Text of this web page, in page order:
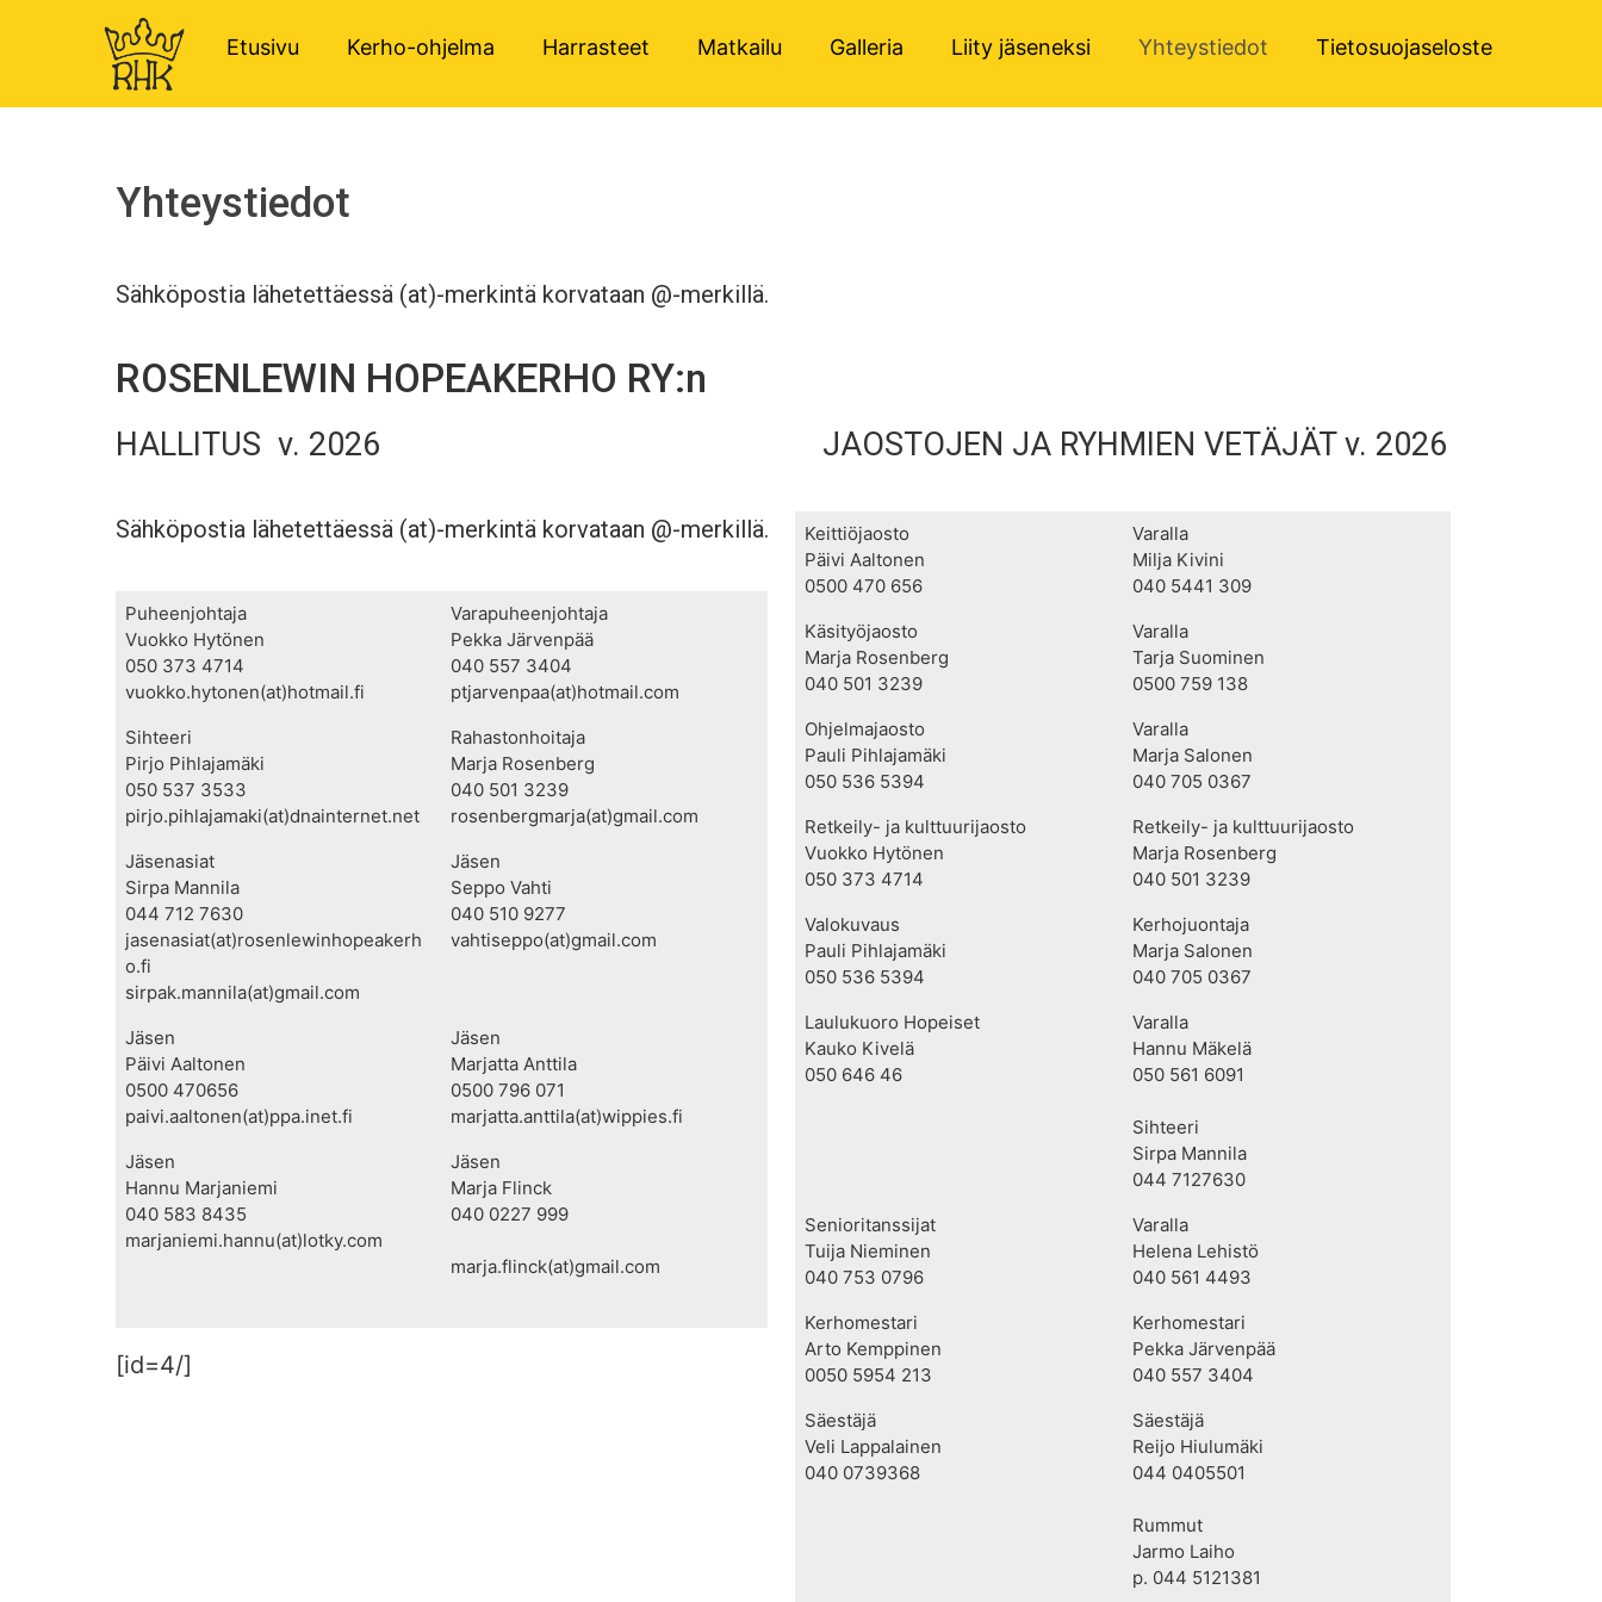
Etusivu Kerho-ohjelma Harrasteet Matkailu Galleria Liity jäseneksi Yhteystiedot Tietosuojaseloste
Yhteystiedot
Sähköpostia lähetettäessä (at)-merkintä korvataan @-merkillä.
ROSENLEWIN HOPEAKERHO RY:n
HALLITUS v. 2026 JAOSTOJEN JA RYHMIEN VETÄJÄT v. 2026
Sähköpostia lähetettäessä (at)-merkintä korvataan @-merkillä.
Puheenjohtaja
Vuokko Hytönen
050 373 4714
vuokko.hytonen(at)hotmail.fi
Varapuheenjohtaja
Pekka Järvenpää
040 557 3404
ptjarvenpaa(at)hotmail.com
Sihteeri
Pirjo Pihlajamäki
050 537 3533
pirjo.pihlajamaki(at)dnainternet.net
Rahastonhoitaja
Marja Rosenberg
040 501 3239
rosenbergmarja(at)gmail.com
Jäsenasiat
Sirpa Mannila
044 712 7630
jasenasiat(at)rosenlewinhopeakerh
o.fi
sirpak.mannila(at)gmail.com
Jäsen
Seppo Vahti
040 510 9277
vahtiseppo(at)gmail.com
Jäsen
Päivi Aaltonen
0500 470656
paivi.aaltonen(at)ppa.inet.fi
Jäsen
Marjatta Anttila
0500 796 071
marjatta.anttila(at)wippies.fi
Jäsen
Hannu Marjaniemi
040 583 8435
marjaniemi.hannu(at)lotky.com
Jäsen
Marja Flinck
040 0227 999
marja.flinck(at)gmail.com
[id=4/]
Keittiöjaosto
Päivi Aaltonen
0500 470 656
Varalla
Milja Kivini
040 5441 309
Käsityöjaosto
Marja Rosenberg
040 501 3239
Varalla
Tarja Suominen
0500 759 138
Ohjelmajaosto
Pauli Pihlajamäki
050 536 5394
Varalla
Marja Salonen
040 705 0367
Retkeily- ja kulttuurijaosto
Vuokko Hytönen
050 373 4714
Retkeily- ja kulttuurijaosto
Marja Rosenberg
040 501 3239
Valokuvaus
Pauli Pihlajamäki
050 536 5394
Kerhojuontaja
Marja Salonen
040 705 0367
Laulukuoro Hopeiset
Kauko Kivelä
050 646 46
Varalla
Hannu Mäkelä
050 561 6091
Sihteeri
Sirpa Mannila
044 7127630
Senioritanssijat
Tuija Nieminen
040 753 0796
Varalla
Helena Lehistö
040 561 4493
Kerhomestari
Arto Kemppinen
0050 5954 213
Kerhomestari
Pekka Järvenpää
040 557 3404
Säestäjä
Veli Lappalainen
040 0739368
Säestäjä
Reijo Hiulumäki
044 0405501
Rummut
Jarmo Laiho
p. 044 5121381